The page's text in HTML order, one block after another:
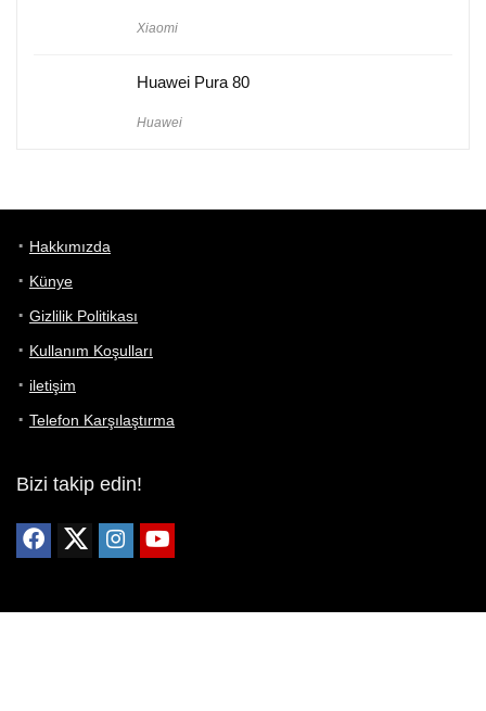
Xiaomi
Huawei Pura 80
Huawei
Hakkımızda
Künye
Gizlilik Politikası
Kullanım Koşulları
iletişim
Telefon Karşılaştırma
Bizi takip edin!